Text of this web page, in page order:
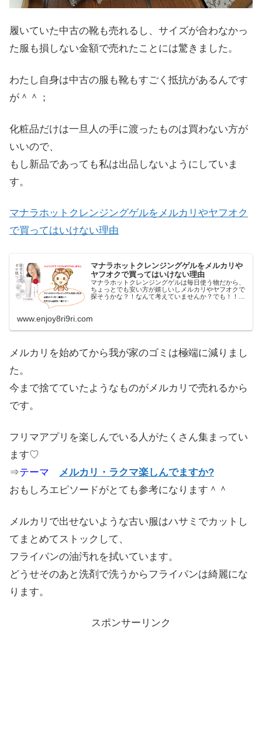
履いていた中古の靴も売れるし、サイズが合わなかっ
た服も損しない金額で売れたことには驚きました。
わたし自身は中古の服も靴もすごく抵抗があるんです
が＾＾；
化粧品だけは一旦人の手に渡ったものは買わない方が
いいので、
もし新品であっても私は出品しないようにしていま
す。
マナラホットクレンジングゲルをメルカリやヤフオク
で買ってはいけない理由
マナラホットクレンジングゲルをメルカリや
ヤフオクで買ってはいけない理由
マナラホットクレンジングゲルは毎日使う物だから、
ちょっとでも安い方が嬉しいしメルカリやヤフオクで
探そうかな？！なんて考えていませんか？でも！！マ
ク...
www.enjoy8ri9ri.com
メルカリを始めてから我が家のゴミは極端に減りまし
た。
今まで捨てていたようなものがメルカリで売れるから
です。
フリマアプリを楽しんでいる人がたくさん集まってい
ます♡
⇒テーマ
メルカリ・ラクマ楽しんでますか?
おもしろエピソードがとても参考になります＾＾
メルカリで出せないような古い服はハサミでカットし
てまとめてストックして、
フライパンの油汚れを拭いています。
どうせそのあと洗剤で洗うからフライパンは綺麗にな
ります。
スポンサーリンク